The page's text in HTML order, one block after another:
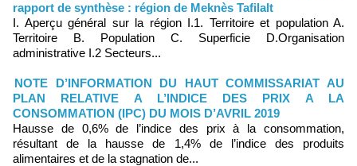
rapport de synthèse : région de Meknès Tafilalt
I. Aperçu général sur la région I.1. Territoire et population A.
Territoire B. Population C. Superficie D.Organisation
administrative I.2 Secteurs...
NOTE D’INFORMATION DU HAUT COMMISSARIAT AU
PLAN RELATIVE A L’INDICE DES PRIX A LA
CONSOMMATION (IPC) DU MOIS D’AVRIL 2019
Hausse de 0,6% de l’indice des prix à la consommation,
résultant de la hausse de 1,4% de l’indice des produits
alimentaires et de la stagnation de...